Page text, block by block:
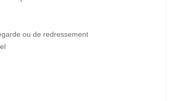
ou de redressement